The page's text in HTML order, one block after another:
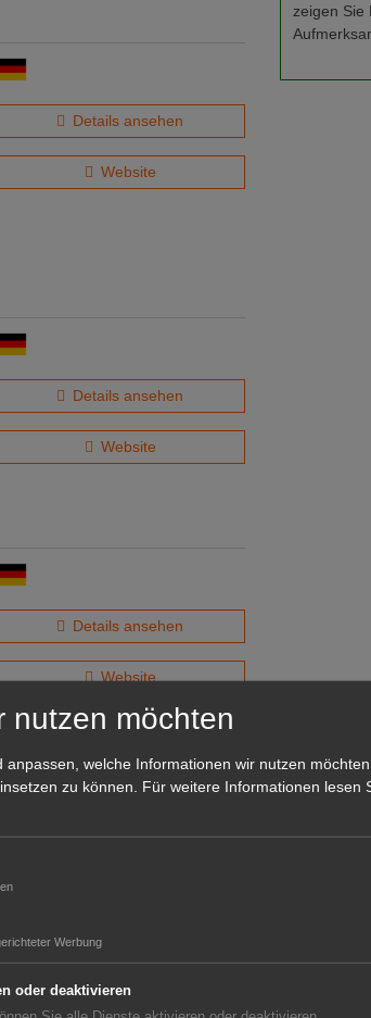
Details ansehen
Website
Details ansehen
Website
Details ansehen
Website
zeigen Sie
nutzen möchten
anpassen, welche Informationen wir nutzen
zu können.
Für weitere Informationen lesen
Werbung
oder deaktivieren